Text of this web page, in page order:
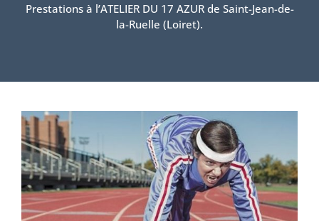
Prestations à l’ATELIER DU 17 AZUR de Saint-Jean-de-
la-Ruelle (Loiret).